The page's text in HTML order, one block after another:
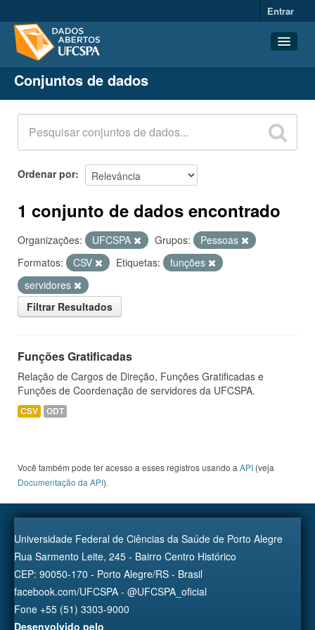
Entrar
Conjuntos de dados
Organizações
Grupos
Sobre
Conjuntos de dados
Ordenar por
1 conjunto de dados encontrado
Organizações: UFCSPA Grupos:
Pessoas
Formatos:
CSV Etiquetas:
funções
servidores
Filtrar Resultados
Funções Gratificadas
Relação de Cargos de Direção, Funções Gratificadas e
Funções de Coordenação de servidores da UFCSPA.
CSV ODT
Você também pode ter acesso a esses registros usando a API (veja
Documentação da API).
Universidade Federal de Ciências da Saúde de Porto Alegre
Rua Sarmento Leite, 245 - Bairro Centro Histórico
CEP: 90050-170 - Porto Alegre/RS - Brasil
facebook.com/UFCSPA - @UFCSPA_oficial
Fone +55 (51) 3303-9000
Desenvolvido pelo